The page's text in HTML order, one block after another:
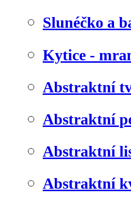
Slunéčko a
Kytice -
Abstraktní
Abstraktní
Abstraktní
Abstraktní